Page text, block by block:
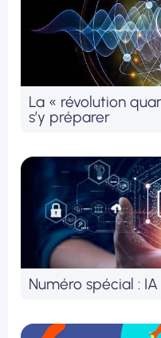
La « révolution
s’y préparer
Numéro spécial :